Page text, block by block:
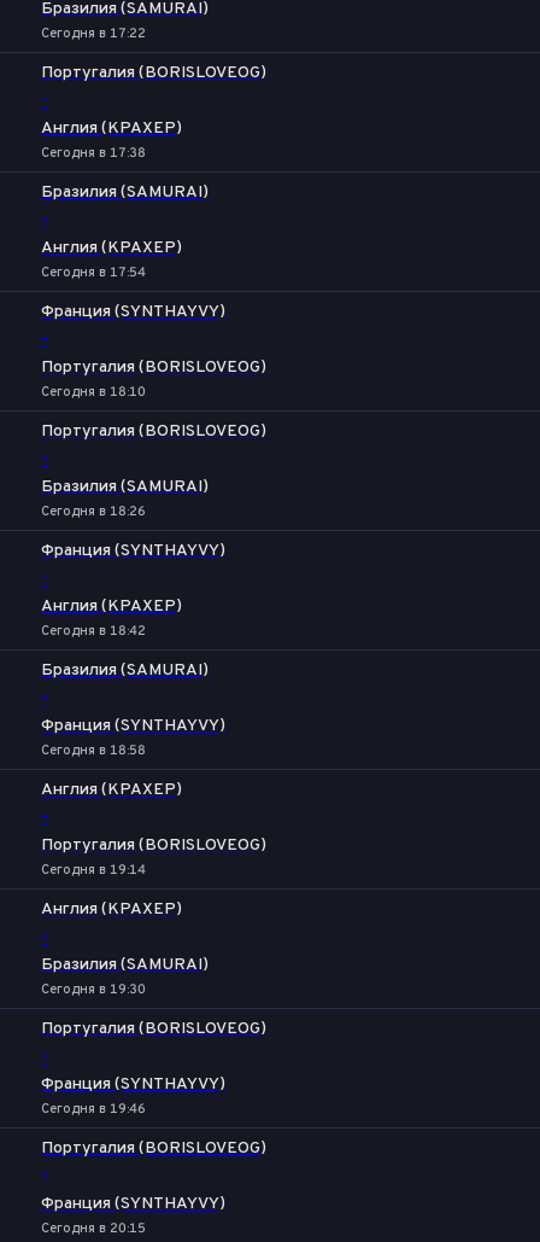
Бразилия (SAMURAI)
Сегодня в 17:22
Португалия (BORISLOVEOG)
-
Англия (KPAXEP)
Сегодня в 17:38
Бразилия (SAMURAI)
-
Англия (KPAXEP)
Сегодня в 17:54
Франция (SYNTHAYVY)
-
Португалия (BORISLOVEOG)
Сегодня в 18:10
Португалия (BORISLOVEOG)
-
Бразилия (SAMURAI)
Сегодня в 18:26
Франция (SYNTHAYVY)
-
Англия (KPAXEP)
Сегодня в 18:42
Бразилия (SAMURAI)
-
Франция (SYNTHAYVY)
Сегодня в 18:58
Англия (KPAXEP)
-
Португалия (BORISLOVEOG)
Сегодня в 19:14
Англия (KPAXEP)
-
Бразилия (SAMURAI)
Сегодня в 19:30
Португалия (BORISLOVEOG)
-
Франция (SYNTHAYVY)
Сегодня в 19:46
Португалия (BORISLOVEOG)
-
Франция (SYNTHAYVY)
Сегодня в 20:15